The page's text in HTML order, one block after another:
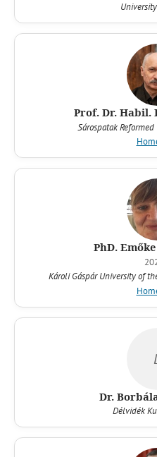
Prof. Dr. Habil.
Sárospatak
PhD.
Károli Gáspár University of
Dr.
Délvidék